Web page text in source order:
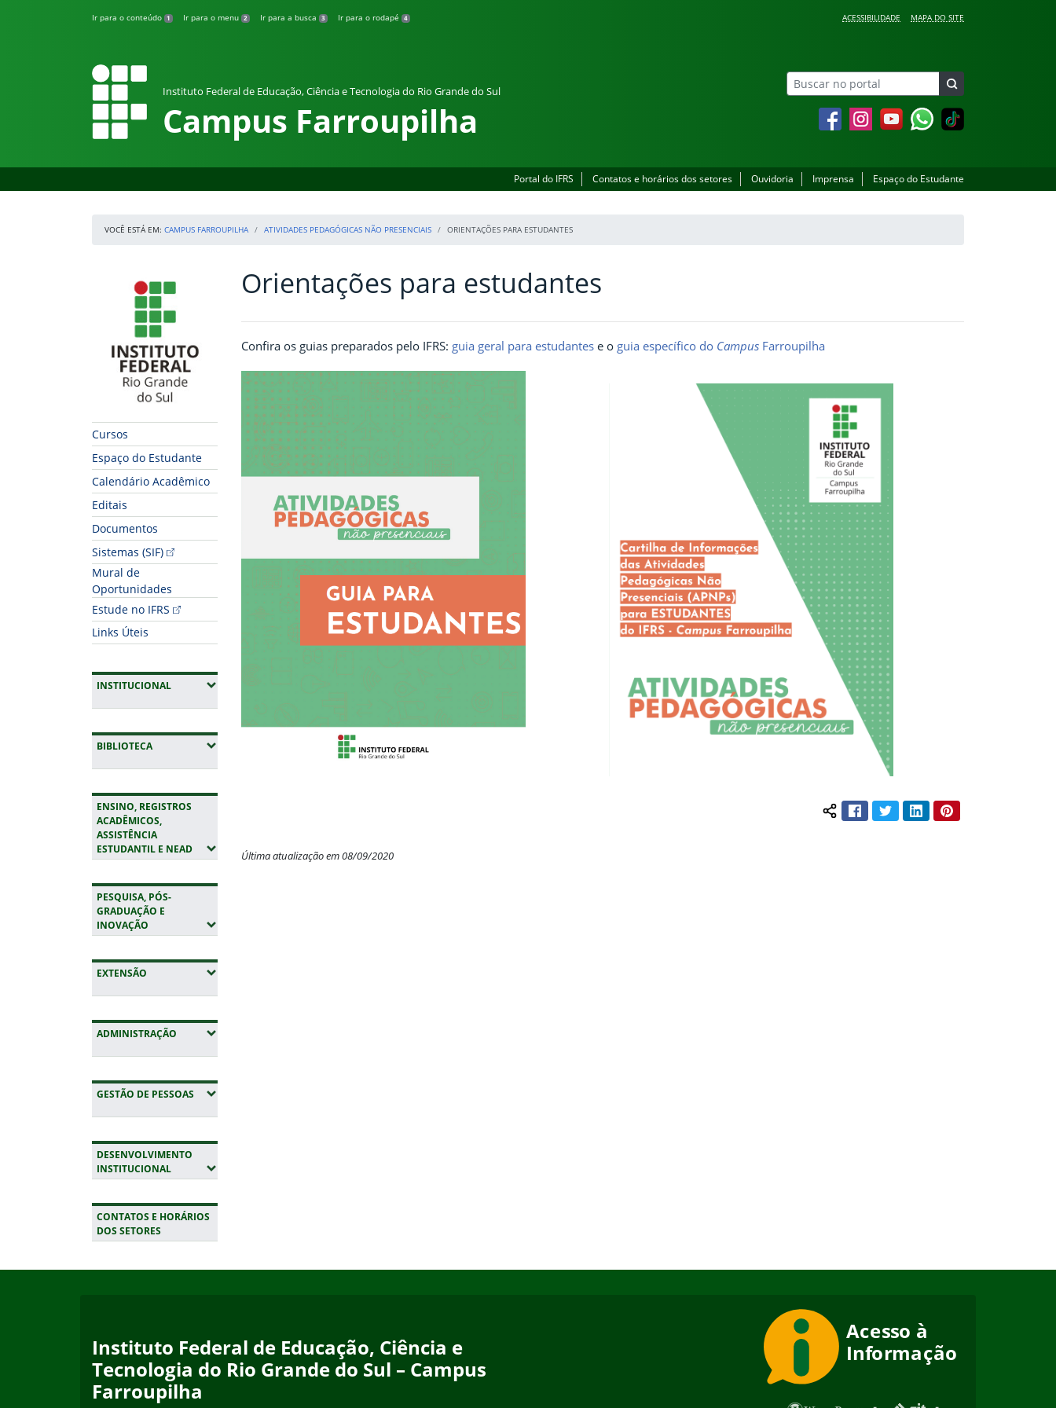
Ir para o conteúdo 1 Ir para o menu 2 Ir para a busca 3 Ir para o rodapé 4 ACESSIBILIDADE MAPA DO SITE
Instituto Federal de Educação, Ciência e Tecnologia do Rio Grande do Sul
Campus Farroupilha FacebookInstagramYouTubeWhatsapp
Portal do IFRS Contatos e horários dos setores Ouvidoria Imprensa Espaço do Estudante
VOCÊ ESTÁ EM: CAMPUS FARROUPILHA ATIVIDADES PEDAGÓGICAS NÃO PRESENCIAIS ORIENTAÇÕES PARA ESTUDANTES
Início da navegação
Cursos
Espaço do Estudante
Calendário Acadêmico
Editais
Documentos
Sistemas (SIF)
Mural de
Oportunidades
Estude no IFRS
Links Úteis
INSTITUCIONAL(EXPANDIR SUBMENUS)
BIBLIOTECA(EXPANDIR SUBMENUS)
ENSINO, REGISTROS
ACADÊMICOS,
ASSISTÊNCIA
ESTUDANTIL E NEAD(EXPANDIR SUBMENUS)
PESQUISA, PÓS-
GRADUAÇÃO E
INOVAÇÃO (EXPANDIR SUBMENUS)
EXTENSÃO (EXPANDIR SUBMENUS)
ADMINISTRAÇÃO (EXPANDIR SUBMENUS)
GESTÃO DE PESSOAS (EXPANDIR SUBMENUS)
DESENVOLVIMENTO
INSTITUCIONAL(EXPANDIR SUBMENUS)
CONTATOS E HORÁRIOS
DOS SETORES
Início do conteúdo
Orientações para estudantes
Confira os guias preparados pelo IFRS: guia geral para estudantes e o guia específico do Campus Farroupilha
Compartilhar conteúdo:
FacebookTwitterLinkedInPinterest
Última atualização em 08/09/2020
Instituto Federal de Educação, Ciência e
Tecnologia do Rio Grande do Sul – Campus
Farroupilha